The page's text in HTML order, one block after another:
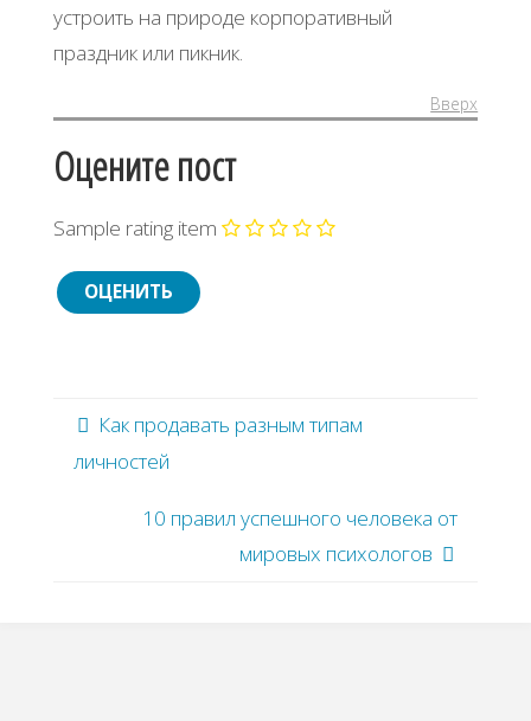
устроить на природе корпоративный
праздник или пикник.
Вверх
Оцените пост
Sample rating item
Как продавать разным типам
личностей
10 правил успешного человека от
мировых психологов